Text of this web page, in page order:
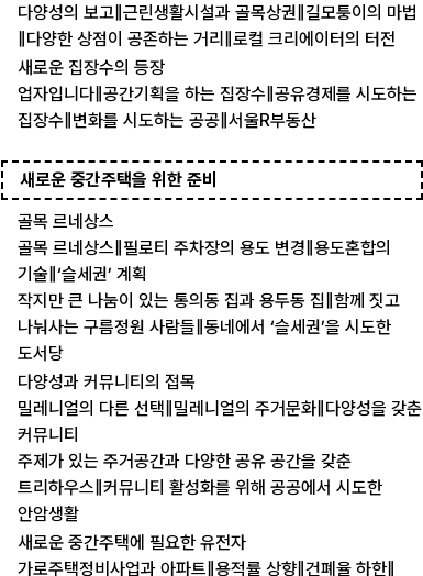
다양성의 보고‖근린생활시설과 골목상권‖길모퉁이의 마법
‖다양한 상점이 공존하는 거리‖로컬 크리에이터의 터전
새로운 집장수의 등장
업자입니다‖공간기획을 하는 집장수‖공유경제를 시도하는
집장수‖변화를 시도하는 공공‖서울R부동산
새로운 중간주택을 위한 준비
골목 르네상스
골목 르네상스‖필로티 주차장의 용도 변경‖용도혼합의
기술‖‘슬세권’ 계획
작지만 큰 나눔이 있는 통의동 집과 용두동 집‖함께 짓고
나눠사는 구름정원 사람들‖동네에서 ‘슬세권’을 시도한
도서당
다양성과 커뮤니티의 접목
밀레니얼의 다른 선택‖밀레니얼의 주거문화‖다양성을 갖춘
커뮤니티
주제가 있는 주거공간과 다양한 공유 공간을 갖춘
트리하우스‖커뮤니티 활성화를 위해 공공에서 시도한
안암생활
새로운 중간주택에 필요한 유전자
가로주택정비사업과 아파트‖용적률 상향‖건폐율 하한‖